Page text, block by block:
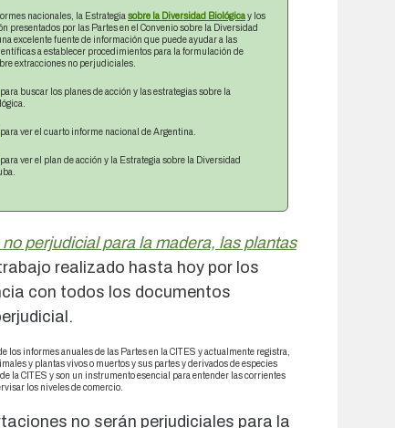
nacionales, la Estrategia sobre la Diversidad Biológicay los
presentados por las Partes en el Convenio sobre la Diversidad
excelente fuente de información que puede ayudar a las
a establecer procedimientos para la formulación de
extracciones no perjudiciales.
para buscar los planes de acción y las estrategias sobre la
para ver el cuarto informe nacional de Argentina.
para ver el plan de acción y la Estrategia sobre la Diversidad
perjudicial para la madera, las plantas
realizado hasta hoy por los
con todos los documentos
los informes anuales de las Partes en la CITES y actualmente registra,
y plantas vivos o muertos y sus partes y derivados de especies
la CITES y son un instrumento esencial para entender las corrientes
los niveles de comercio.
no serán perjudiciales para la